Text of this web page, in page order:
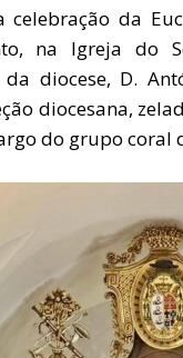
da
na Igreja do
diocese, D.
diocesana,
do grupo coral